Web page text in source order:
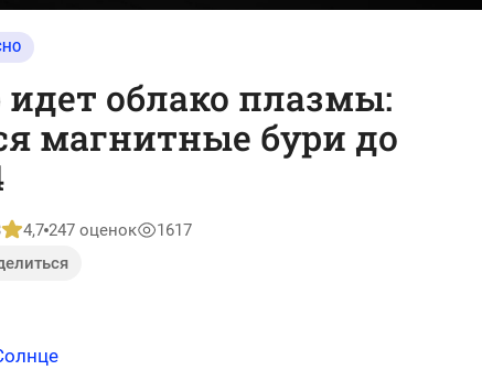
облако плазмы:
магнитные бури до
4,7 247 оценок
1617